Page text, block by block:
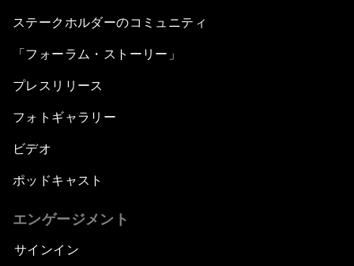
ステークホルダーのコミュニティ
「フォーラム・ストーリー」
プレスリリース
フォトギャラリー
ビデオ
ポッドキャスト
エンゲージメント
サインイン